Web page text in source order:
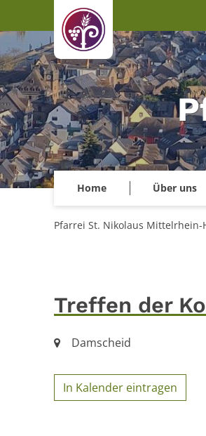
Zum Inhalt springen
Home Über uns
Pfarrei St. Nikolaus Mittelrhein-
Treffen der
Ort:Damscheid
In Kalender eintragen